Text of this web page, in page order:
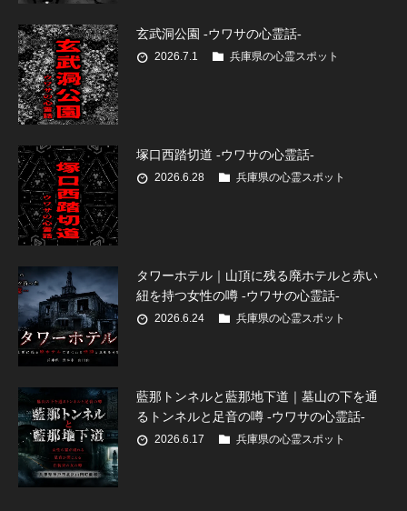
玄武洞公園 -ウワサの心霊話-
2026.7.1 兵庫県の心霊スポット
塚口西踏切道 -ウワサの心霊話-
2026.6.28 兵庫県の心霊スポット
タワーホテル｜山頂に残る廃ホテルと赤い
紐を持つ女性の噂 -ウワサの心霊話-
2026.6.24 兵庫県の心霊スポット
藍那トンネルと藍那地下道｜墓山の下を通
るトンネルと足音の噂 -ウワサの心霊話-
2026.6.17 兵庫県の心霊スポット